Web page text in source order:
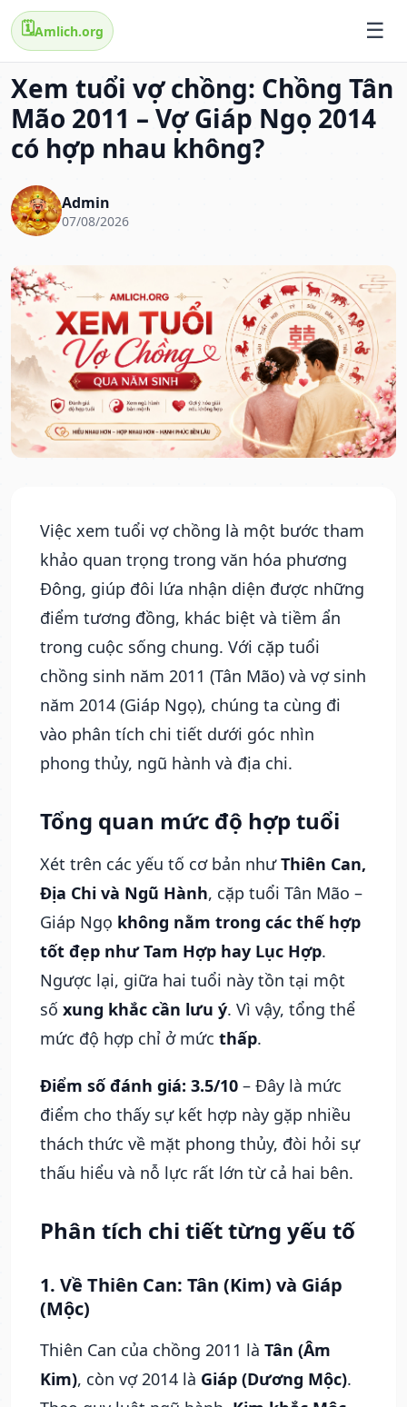
🗓️Amlich.org
Xem tuổi vợ chồng: Chồng Tân
Mão 2011 – Vợ Giáp Ngọ 2014
có hợp nhau không?
Admin
07/08/2026
Việc xem tuổi vợ chồng là một bước tham
khảo quan trọng trong văn hóa phương
Đông, giúp đôi lứa nhận diện được những
điểm tương đồng, khác biệt và tiềm ẩn
trong cuộc sống chung. Với cặp tuổi
chồng sinh năm 2011 (Tân Mão) và vợ sinh
năm 2014 (Giáp Ngọ), chúng ta cùng đi
vào phân tích chi tiết dưới góc nhìn
phong thủy, ngũ hành và địa chi.
Tổng quan mức độ hợp tuổi
Xét trên các yếu tố cơ bản nhưThiên Can,
Địa Chi và Ngũ Hành, cặp tuổi Tân Mão –
Giáp Ngọ không nằm trong các thế hợp
tốt đẹp như Tam Hợp hay Lục Hợp.
Ngược lại, giữa hai tuổi này tồn tại một
số xung khắc cần lưu ý. Vì vậy, tổng thể
mức độ hợp chỉ ở mức thấp.
Điểm số đánh giá: 3.5/10 – Đây là mức
điểm cho thấy sự kết hợp này gặp nhiều
thách thức về mặt phong thủy, đòi hỏi sự
thấu hiểu và nỗ lực rất lớn từ cả hai bên.
Phân tích chi tiết từng yếu tố
1. Về Thiên Can: Tân (Kim) và Giáp
(Mộc)
Thiên Can của chồng 2011 là Tân (Âm
Kim), còn vợ 2014 là Giáp (Dương Mộc).